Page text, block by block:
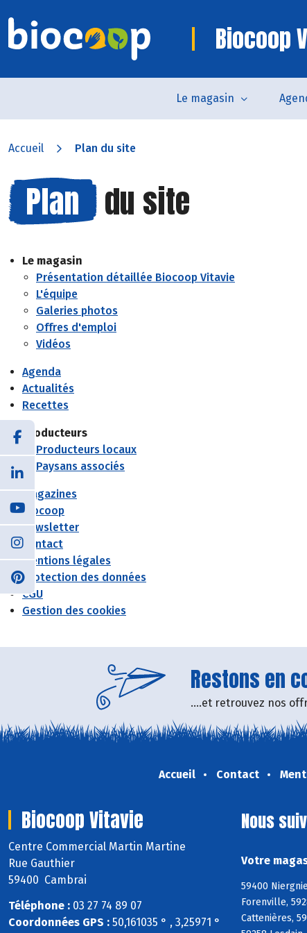
Biocoop
Le magasin
Accueil Plan du site
Plan du site
Le magasin
Présentation détaillée Biocoop Vitavie
L'équipe
Galeries photos
Offres d'emploi
Vidéos
Agenda
Actualités
Recettes
Producteurs
Producteurs locaux
Paysans associés
Magazines
Biocoop
Newsletter
Contact
Mentions légales
Protection des données
CGU
Gestion des cookies
Restons en
....et retrouvez nos
Accueil Contact
Biocoop Vitavie
Centre Commercial Martin Martine
Rue Gauthier
59400 Cambrai
Téléphone : 03 27 74 89 07
Coordonnées GPS : 50,161035 ° , 3,25971 °
Nous
Votre
59400
Forenville,
Cattenières,